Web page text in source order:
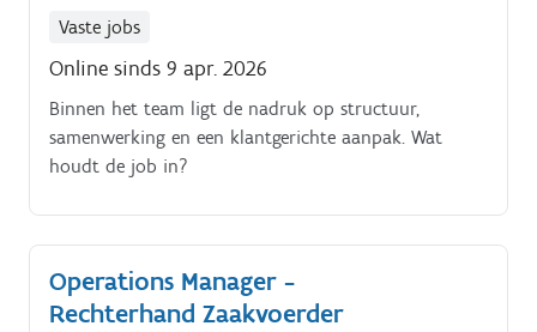
werkingsmiddelen beschikken Je volgt de veiligheid
van de wagens op door periodieke controles (
bandenspanning, lichten, oliepeil, wettelijke
documenten… ).
Vaste jobs
Online sinds 9 apr. 2026
Binnen het team ligt de nadruk op structuur,
samenwerking en een klantgerichte aanpak. Wat
houdt de job in?
Operations Manager -
Rechterhand Zaakvoerder